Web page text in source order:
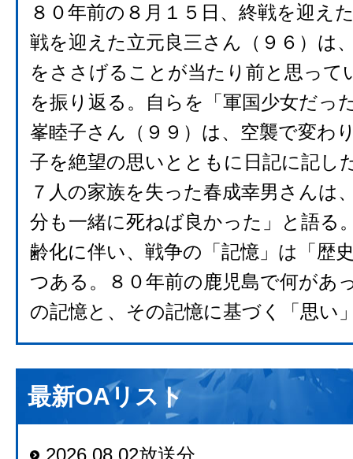
８０年前の８月１５日、終戦を迎え
戦を迎えた立元良三さん（９６）は
をささげることが当たり前と思って
を振り返る。自らを「軍国少女だっ
峯睦子さん（９９）は、空襲で変わ
子を絶望の思いとともに日記に記し
７人の家族を失った春成幸男さんは
分も一緒に死ねば良かった」と語る
齢化に伴い、戦争の「記憶」は「歴
つある。８０年前の鹿児島で何があ
の記憶と、その記憶に基づく「思い
最新OAリスト
2026.08.02放送分